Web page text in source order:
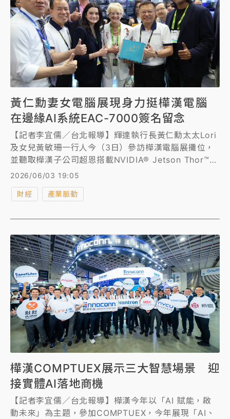
黃仁勳妻女電腦展現身力挺樺漢電腦
在邊緣AI系統EAC-7000簽名留念
【記者李宜儒／台北報導】輝達執行長黃仁勳太太Lori
及女兒黃敏珊一行人今（3日）參訪樺漢電腦展攤位，
並聽取樺漢子公司超恩搭載NVIDIA® Jetson Thor™與
Nemotron代理式AI 模型的高效能邊緣AI系統EAC-
7000，同時還留下親筆簽名。
2026/06/03 19:05
財經 產業脈動
樺漢COMPTUEX展示三大智慧場景 迎
接實體AI落地商機
【記者李宜儒／台北報導】樺漢今年以「AI 賦能，啟
動未來」為主題，參加COMPTUEX，今年展現「AI、